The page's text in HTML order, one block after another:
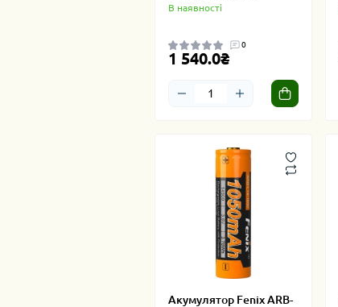
В наявності
0
1 540.0₴
Акумулятор Fenix ARB-